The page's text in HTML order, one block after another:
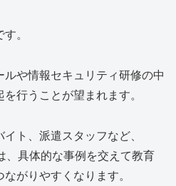
。
や情報セキュリティ研修の中
行うことが望まれます。
ト、派遣スタッフなど、
、具体的な事例を交えて教育
がりやすくなります。